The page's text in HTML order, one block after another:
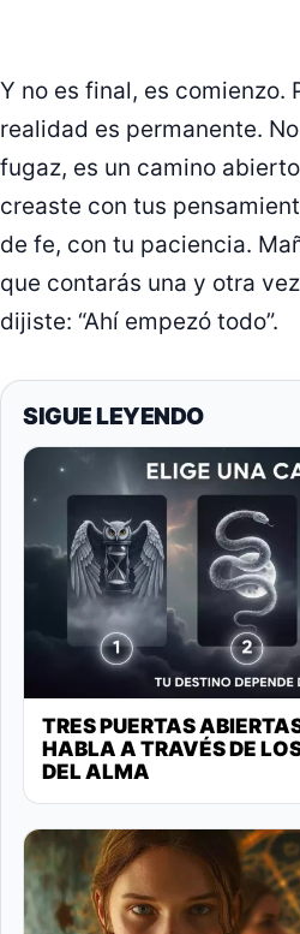
Y no es final, es comienzo.
realidad es permanente.
fugaz, es un camino
creaste con tus
de fe, con tu paciencia.
que contarás una y otra
dijiste: “Ahí empezó todo”.
SIGUE LEYENDO
TRES PUERTAS
HABLA A TRAVÉS DE
DEL ALMA